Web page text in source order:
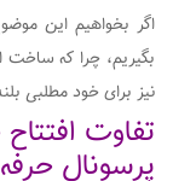
اگر بخواهیم این
نیز برای خود مطلبی
تفاوت
پرسونال